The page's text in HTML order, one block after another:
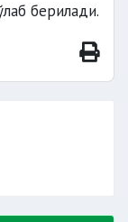
берилади.